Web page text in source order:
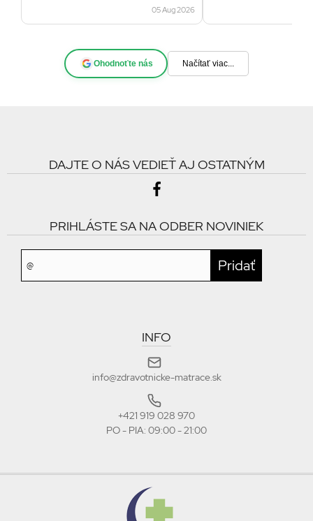
05 Aug 2026
Ohodnoťte nás Načítať viac...
DAJTE O NÁS VEDIEŤ AJ OSTATNÝM
PRIHLÁSTE SA NA ODBER NOVINIEK
INFO
info@zdravotnicke-matrace.sk
+421 919 028 970
PO - PIA: 09:00 - 21:00